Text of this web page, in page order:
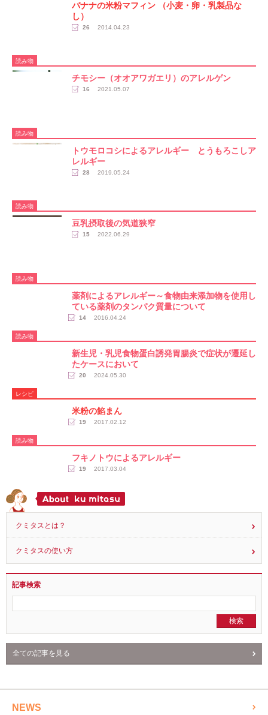
バナナの米粉マフィン （小麦・卵・乳製品な
し）
26 2014.04.23
読み物
チモシー（オオアワガエリ）のアレルゲン
16 2021.05.07
読み物
トウモロコシによるアレルギー とうもろこしア
レルギー
28 2019.05.24
読み物
豆乳摂取後の気道狭窄
15 2022.06.29
読み物
薬剤によるアレルギー～食物由来添加物を使用し
ている薬剤のタンパク質量について
14 2016.04.24
読み物
新生児・乳児食物蛋白誘発胃腸炎で症状が遷延し
たケースにおいて
20 2024.05.30
レシピ
米粉の餡まん
19 2017.02.12
読み物
フキノトウによるアレルギー
19 2017.03.04
クミタスとは？
クミタスの使い方
記事検索
全ての記事を見る
NEWS